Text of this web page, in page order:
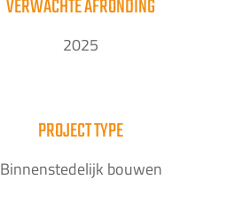
VERWACHTE AFRONDING
2025
PROJECT TYPE
Binnenstedelijk bouwen